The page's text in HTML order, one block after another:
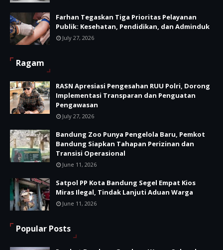
Farhan Tegaskan Tiga Prioritas Pelayanan
Publik: Kesehatan, Pendidikan, dan Adminduk
July 27, 2026
Ragam
RASN Apresiasi Pengesahan RUU Polri, Dorong
Implementasi Transparan dan Penguatan
Pengawasan
July 27, 2026
Bandung Zoo Punya Pengelola Baru, Pemkot
Bandung Siapkan Tahapan Perizinan dan
Transisi Operasional
June 11, 2026
Satpol PP Kota Bandung Segel Empat Kios
Miras Ilegal, Tindak Lanjuti Aduan Warga
June 11, 2026
Popular Posts